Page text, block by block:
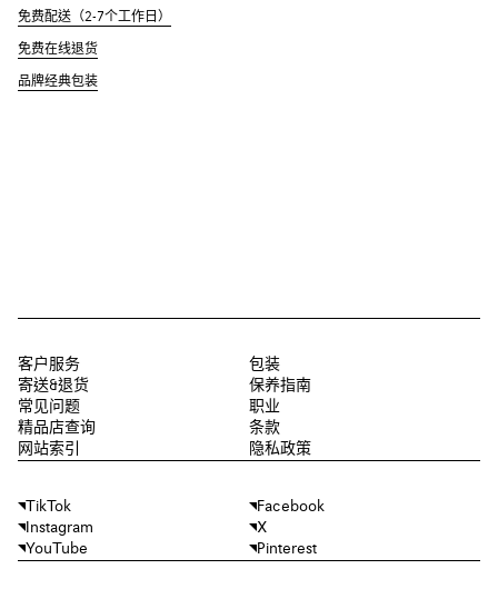
免费配送（2-7个工作日）
免费在线退货
品牌经典包装
客户服务
寄送&退货
常见问题
精品店查询
网站索引
包装
保养指南
职业
条款
隐私政策
TikTok
Facebook
Instagram
X
YouTube
Pinterest